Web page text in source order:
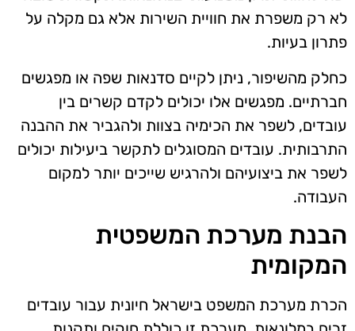
לא רק משפרת את חוויית השירות אלא גם מקלה על
פתרון בעיות.
כחלק מהשיפור, ניתן לקיים סדנאות שפה או מפגשים
חברתיים. מפגשים אלו יכולים לקדם קשרים בין
עובדים, לשפר את הכימיה בצוות ולהגביר את ההבנה
התרבותית. עובדים המסוגלים לתקשר ביעילות יכולים
לשפר את ביצועיהם ולהרגיש שייכים יותר למקום
העבודה.
הבנת מערכת המשפטית
המקומית
הכרת מערכת המשפט בישראל חיונית עבור עובדים